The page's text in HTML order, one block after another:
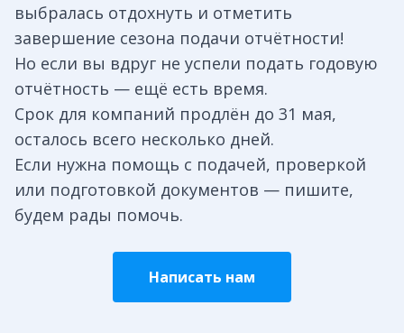
выбралась отдохнуть и отметить
завершение сезона подачи отчётности!
Но если вы вдруг не успели подать годовую
отчётность — ещё есть время.
Срок для компаний продлён до 31 мая,
осталось всего несколько дней.
Если нужна помощь с подачей, проверкой
или подготовкой документов — пишите,
будем рады помочь.
Написать нам